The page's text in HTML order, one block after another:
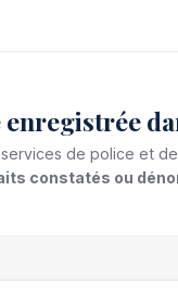
de police et
constatés ou